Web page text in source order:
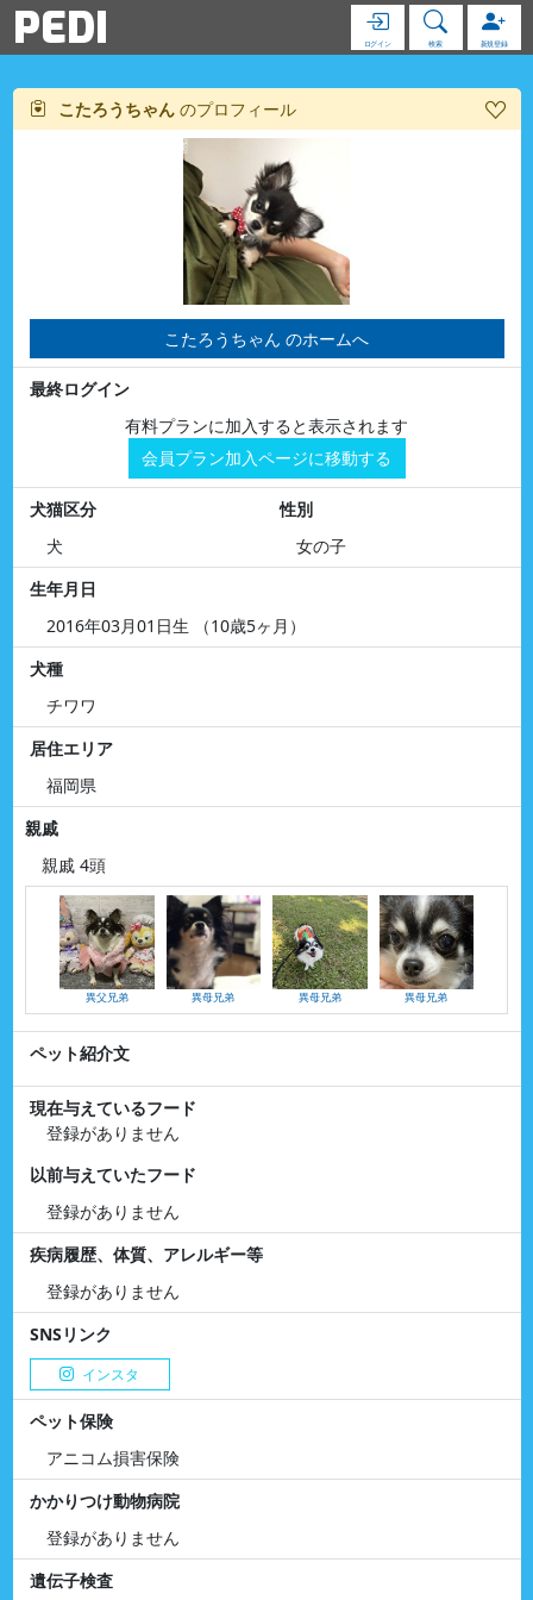
PEDI ログイン 検索 新規登録
こたろうちゃん のプロフィール
こたろうちゃん のホームへ
最終ログイン
有料プランに加入すると表示されます
会員プラン加入ページに移動する
犬猫区分
犬
性別
女の子
生年月日
2016年03月01日生 （10歳5ヶ月）
犬種
チワワ
居住エリア
福岡県
親戚
親戚 4頭
異父兄弟 異母兄弟 異母兄弟 異母兄弟
ペット紹介文
現在与えているフード
登録がありません
以前与えていたフード
登録がありません
疾病履歴、体質、アレルギー等
登録がありません
SNSリンク
インスタ
ペット保険
アニコム損害保険
かかりつけ動物病院
登録がありません
遺伝子検査